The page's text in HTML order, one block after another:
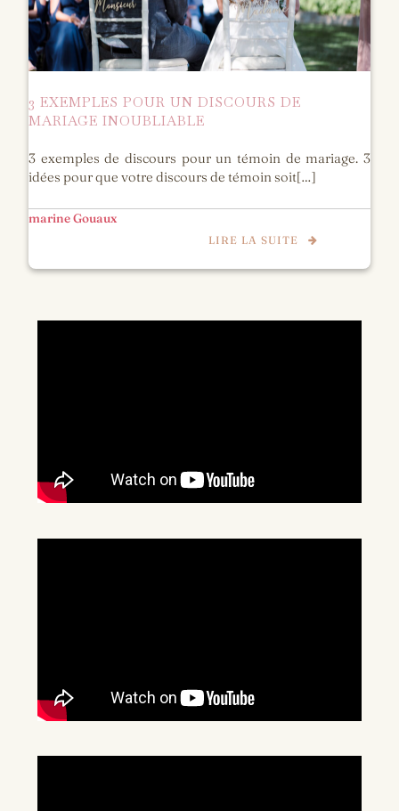
3 EXEMPLES POUR UN DISCOURS DE
MARIAGE INOUBLIABLE
3 exemples de discours pour un témoin de mariage. 3
idées pour que votre discours de témoin soit[…]
marine Gouaux
LIRE LA SUITE